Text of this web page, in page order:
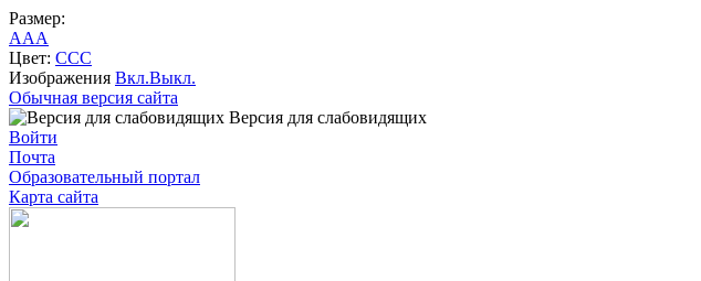
Размер:
AAA
Цвет: CCC
Изображения Вкл.Выкл.
Обычная версия сайта
Версия для слабовидящих
Войти
Почта
Образовательный портал
Карта сайта